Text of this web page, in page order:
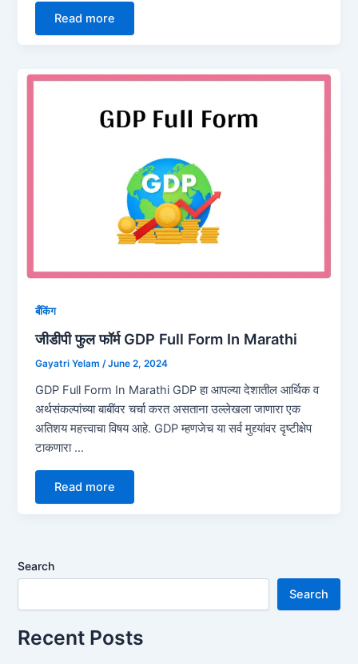
Read more
बँकिंग
जीडीपी फुल फॉर्म GDP Full Form In Marathi
Gayatri Yelam /June 2, 2024
GDP Full Form In Marathi GDP हा आपल्या देशातील आर्थिक व
अर्थसंकल्पांच्या बाबींवर चर्चा करत असताना उल्लेखला जाणारा एक
अतिशय महत्त्वाचा विषय आहे. GDP म्हणजेच या सर्व मुद्द्यांवर दृष्टीक्षेप
टाकणारा …
Read more
Search
Search
Recent Posts